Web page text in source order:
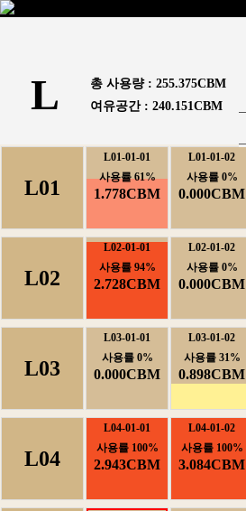
L 총사용량: 255.375CBM
여유공간: 240.151CBM
L01
L01-01-01
사용률61%
1.778CBM
L01-01-02
사용률0%
0.000CBM
L02
L02-01-01
사용률94%
2.728CBM
L02-01-02
사용률0%
0.000CBM
L03
L03-01-01
사용률0%
0.000CBM
L03-01-02
사용률31%
0.898CBM
L04
L04-01-01
사용률100%
2.943CBM
L04-01-02
사용률100%
3.084CBM